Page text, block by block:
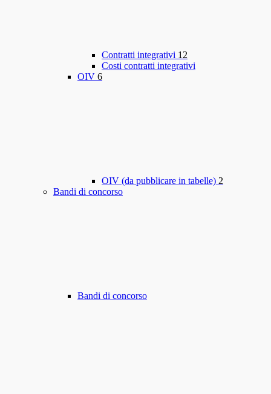
Contratti integrativi 12
Costi contratti integrativi
OIV 6
OIV (da pubblicare in tabelle) 2
Bandi di concorso
Bandi di concorso